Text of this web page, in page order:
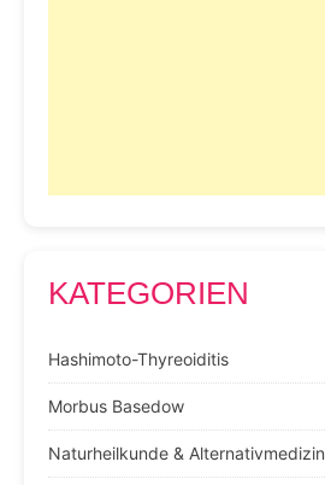
KATEGORIEN
Hashimoto-Thyreoiditis
Morbus Basedow
Naturheilkunde & Alternativmedizin